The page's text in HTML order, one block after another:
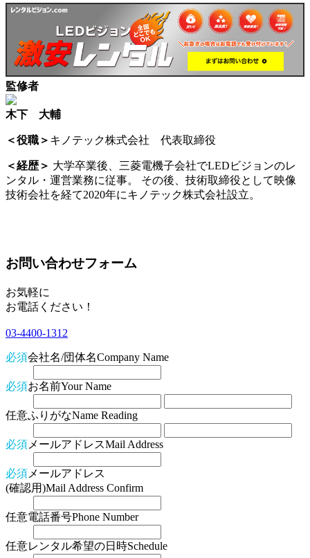
監修者
木下 大輔
＜役職＞ キノテック株式会社 代表取締役
＜経歴＞ 大学卒業後、三菱電機子会社でLEDビジョンのレ
ンタル・運営業務に従事。 その後、技術取締役として映像
技術会社を経て2020年にキノテック株式会社設立。
お問い合わせフォーム
お気軽に
お電話ください！
03-4400-1312
必須会社名/団体名Company Name
必須お名前Your Name
任意ふりがなName Reading
必須 メールアドレスMail Address
必須 メールアドレス
(確認用)Mail Address Confirm
任意電話番号Phone Number
任意レンタル希望の日時Schedule